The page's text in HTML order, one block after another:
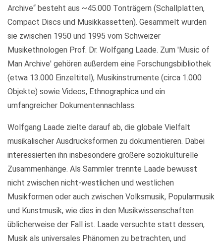
Archive“ besteht aus ~45.000 Tonträgern (Schallplatten,
Compact Discs und Musikkassetten). Gesammelt wurden
sie zwischen 1950 und 1995 vom Schweizer
Musikethnologen Prof. Dr. Wolfgang Laade. Zum 'Music of
Man Archive' gehören außerdem eine Forschungsbibliothek
(etwa 13.000 Einzeltitel), Musikinstrumente (circa 1.000
Objekte) sowie Videos, Ethnographica und ein
umfangreicher Dokumentennachlass.
Wolfgang Laade zielte darauf ab, die globale Vielfalt
musikalischer Ausdrucksformen zu dokumentieren. Dabei
interessierten ihn insbesondere größere soziokulturelle
Zusammenhänge. Als Sammler trennte Laade bewusst
nicht zwischen nicht-westlichen und westlichen
Musikformen oder auch zwischen Volksmusik, Popularmusik
und Kunstmusik, wie dies in den Musikwissenschaften
üblicherweise der Fall ist. Laade versuchte statt dessen,
Musik als universales Phänomen zu betrachten, und